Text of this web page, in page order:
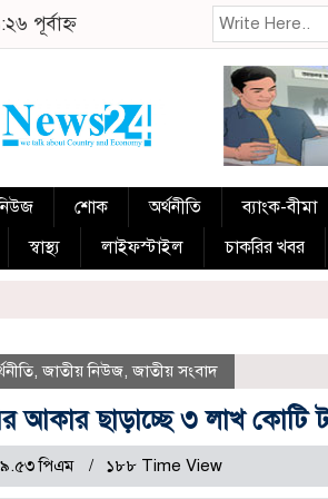
পূর্বাহ্ন
শোক অর্থনীতি ব্যাংক-বীমা
স্বাস্থ্য লাইফস্টাইল চাকরির খবর
,জাতীয় নিউজ,জাতীয় সংবাদ
আকার ছাড়াচ্ছে ৩ লাখ কোটি
পিএম ১৮৮ Time View